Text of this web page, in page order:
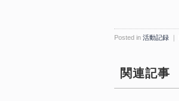
Posted in 活動記録 ｜
関連記事